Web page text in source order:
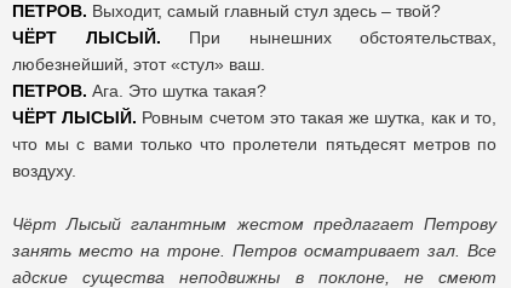
ПЕТРОВ. Выходит, самый главный стул здесь – твой?
ЧЁРТ ЛЫСЫЙ. При нынешних обстоятельствах,
любезнейший, этот «стул» ваш.
ПЕТРОВ. Ага. Это шутка такая?
ЧЁРТ ЛЫСЫЙ. Ровным счетом это такая же шутка, как и то,
что мы с вами только что пролетели пятьдесят метров по
воздуху.
Чёрт Лысый галантным жестом предлагает Петрову
занять место на троне. Петров осматривает зал. Все
адские существа неподвижны в поклоне, не смеют